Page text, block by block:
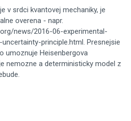
v srdci kvantovej mechaniky, je
overena - napr.
news/2016-06-experimental-
principle.html. Presnejsie
umoznuje Heisenbergova
nemozne a deterministicky model z